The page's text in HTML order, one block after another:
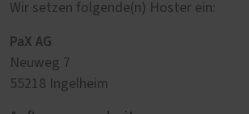
Wir setzen folgende(n) Hoster ein:
PaX AG
Neuweg 7
55218 Ingelheim